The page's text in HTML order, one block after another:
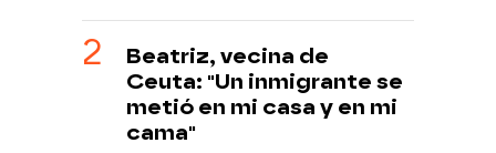
Beatriz, vecina de
Ceuta: "Un inmigrante se
metió en mi casa y en mi
cama"